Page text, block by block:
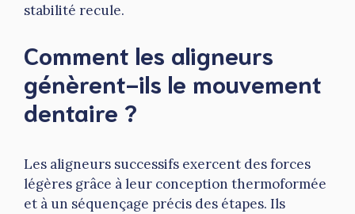
stabilité recule.
Comment les aligneurs
génèrent-ils le mouvement
dentaire ?
Les aligneurs successifs exercent des forces
légères grâce à leur conception thermoformée
et à un séquençage précis des étapes. Ils